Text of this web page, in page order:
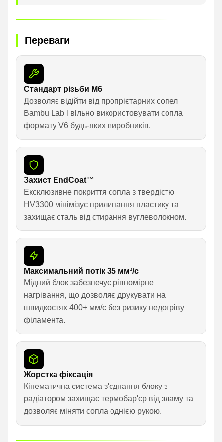
Переваги
Стандарт різьби M6
Дозволяє відійти від пропрієтарних сопел
Bambu Lab і вільно використовувати сопла
формату V6 будь-яких виробників.
Захист EndCoat™
Ексклюзивне покриття сопла з твердістю
HV3300 мінімізує прилипання пластику та
захищає сталь від стирання вуглеволокном.
Максимальний потік 35 мм³/с
Мідний блок забезпечує рівномірне
нагрівання, що дозволяє друкувати на
швидкостях 400+ мм/с без ризику недогріву
філамента.
Жорстка фіксація
Кінематична система з'єднання блоку з
радіатором захищає термобар'єр від зламу та
дозволяє міняти сопла однією рукою.